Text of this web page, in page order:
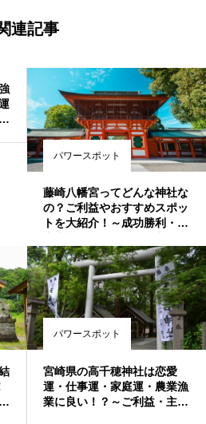
連記事
パワースポット
藤崎八幡宮ってどんな神社な
の？ご利益やおすすめスポッ
トを大紹介！～成功勝利・安
見～
パワースポット
宮崎県の高千穂神社は恋愛
運・仕事運・家庭運・農業漁
業に良い！？～ご利益・主祭